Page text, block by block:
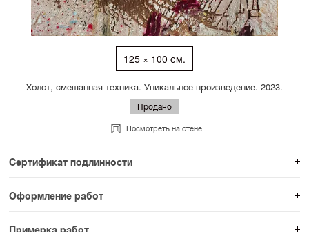
125 × 100 см.
Холст, смешанная техника. Уникальное произведение. 2023.
Продано
Посмотреть на стене
Сертификат подлинности
К каждому авторскому произведению мы
прикладываем сертификат подлинности. Для товаров
раздела SAMPLE СЕРИЯ сертификаты не
Оформление работ
При покупке произведения вы можете выбрать и
Примерка работ